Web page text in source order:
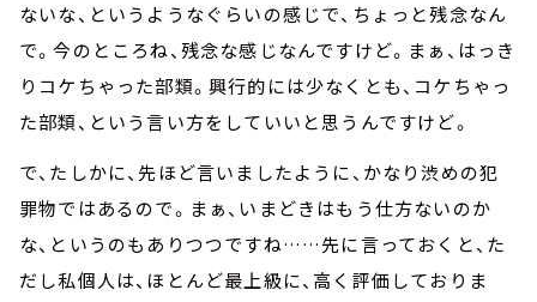
ないな、というようなぐらいの感じで、ちょっと残念なん
で。今のところね、残念な感じなんですけど。まぁ、はっき
りコケちゃった部類。興行的には少なくとも、コケちゃっ
た部類、という言い方をしていいと思うんですけど。
で、たしかに、先ほど言いましたように、かなり渋めの犯
罪物ではあるので。まぁ、いまどきはもう仕方ないのか
な、というのもありつつですね……先に言っておくと、た
だし私個人は、ほとんど最上級に、高く評価しておりま